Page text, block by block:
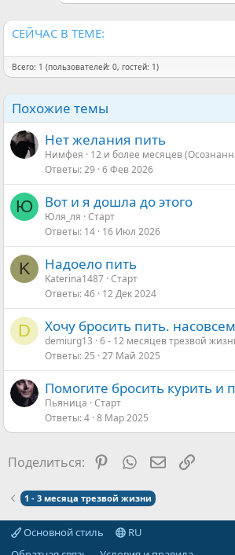
СЕЙЧАС В ТЕМЕ:
Всего: 1 (пользователей: 0, гостей: 1)
Похожие темы
Нет желания пить
Нимфея
12 и более месяцев
Ответы 29 6 Фев 2026
Ю Вот и я дошла до этого
Юля_ля Старт
Ответы 14 16 Июл 2026
K Надоело пить
Katerina1487 Старт
Ответы 46 12 Дек 2024
D Хочу бросить пить.
demiurg13 6 - 12 месяцев трезвой
Ответы 25 27 Май 2025
Помогите бросить курить и
Пьяница Старт
Ответы 4 8 Мар 2025
Поделиться: Pinterest
WhatsAppСсылка
1 - 3 месяца трезвой жизни
Основной стиль
RU